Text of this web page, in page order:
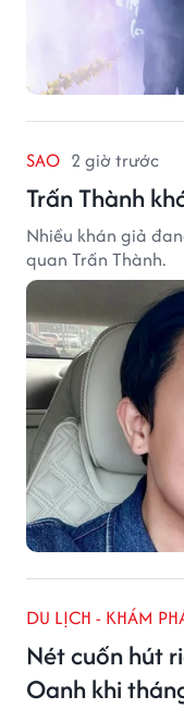
SAO 2 giờ trước
Trấn Thành
Nhiều khán giả
quan Trấn Thành.
DU LỊCH - KHÁM
Nét cuốn hút
Oanh khi